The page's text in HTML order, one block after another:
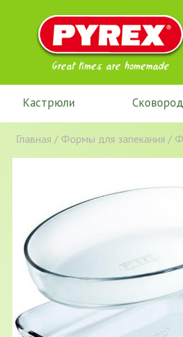
Great times are homemade
Кастрюли
Главная / Формы для запекания /